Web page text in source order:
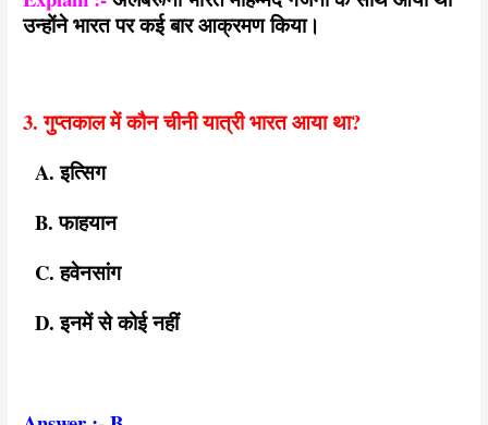
उन्होंने भारत पर कई बार आक्रमण किया।
3. गुप्तकाल में कौन चीनी यात्री भारत आया था?
A. इत्सिग
B. फाहयान
C. हवेनसांग
D. इनमें से कोई नहीं